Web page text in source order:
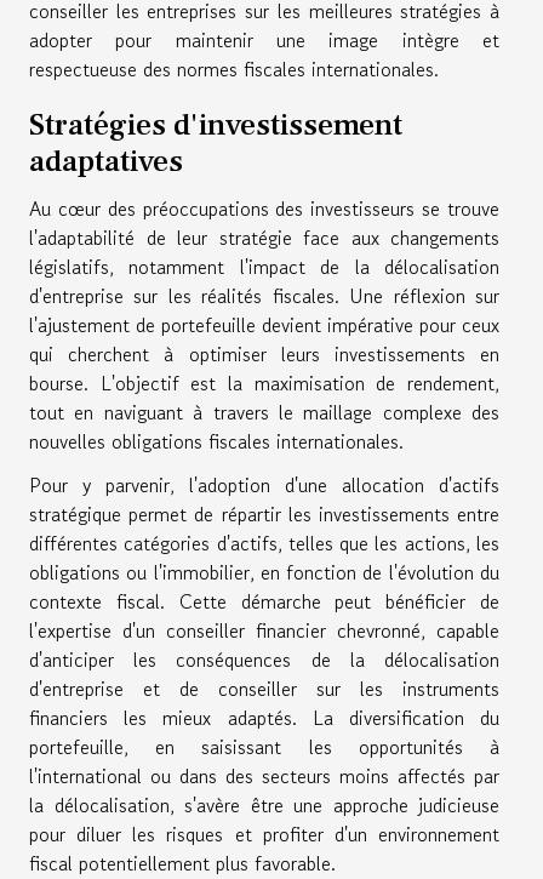
conseiller les entreprises sur les meilleures stratégies à
adopter pour maintenir une image intègre et
respectueuse des normes fiscales internationales.
Stratégies d'investissement
adaptatives
Au cœur des préoccupations des investisseurs se trouve
l'adaptabilité de leur stratégie face aux changements
législatifs, notamment l'impact de la délocalisation
d'entreprise sur les réalités fiscales. Une réflexion sur
l'ajustement de portefeuille devient impérative pour ceux
qui cherchent à optimiser leurs investissements en
bourse. L'objectif est la maximisation de rendement,
tout en naviguant à travers le maillage complexe des
nouvelles obligations fiscales internationales.
Pour y parvenir, l'adoption d'une allocation d'actifs
stratégique permet de répartir les investissements entre
différentes catégories d'actifs, telles que les actions, les
obligations ou l'immobilier, en fonction de l'évolution du
contexte fiscal. Cette démarche peut bénéficier de
l'expertise d'un conseiller financier chevronné, capable
d'anticiper les conséquences de la délocalisation
d'entreprise et de conseiller sur les instruments
financiers les mieux adaptés. La diversification du
portefeuille, en saisissant les opportunités à
l'international ou dans des secteurs moins affectés par
la délocalisation, s'avère être une approche judicieuse
pour diluer les risques et profiter d'un environnement
fiscal potentiellement plus favorable.